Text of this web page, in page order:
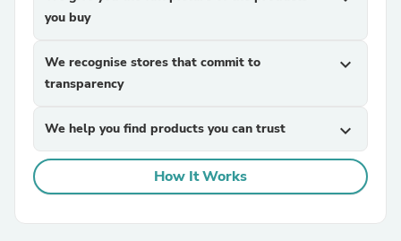
you buy
We recognise stores that commit to
transparency
expand_more
We help you find products you can trust expand_more
How It Works